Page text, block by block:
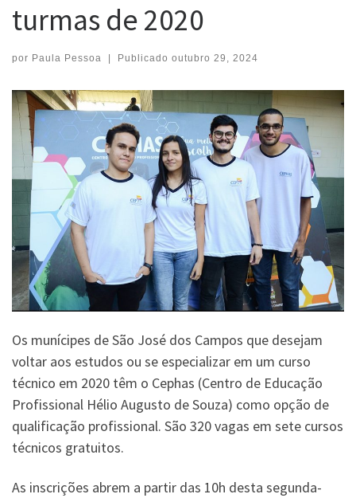
turmas de 2020
por Paula Pessoa | Publicado outubro 29, 2024
Os munícipes de São José dos Campos que desejam
voltar aos estudos ou se especializar em um curso
técnico em 2020 têm o Cephas (Centro de Educação
Profissional Hélio Augusto de Souza) como opção de
qualificação profissional. São 320 vagas em sete cursos
técnicos gratuitos.
As inscrições abrem a partir das 10h desta segunda-